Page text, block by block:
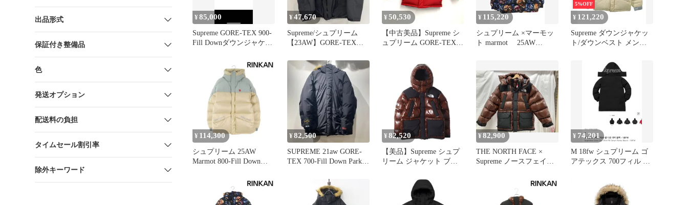
出品形式
保証付き整備品
色
発送オプション
配送料の負担
タイムセール割引率
除外キーワード
¥85,000
Supreme GORE-TEX 900-
Fill Downダウンジャケッ
¥47,670
Supreme/シュプリーム
【23AW】GORE-TEX
テックス 700フィル ダウ
ンパーカー ダウンジャケ
ット/L
¥50,530
【中古美品】Supreme シ
ュプリーム GORE-TEX
ーカー アウター 【149-
251009-rk-01-izu】
¥ 115,220
シュプリーム ×マーモッ
ト marmot 25AW
800フィルダウンジャケ
ット メンズ M
5%OFF
¥ 121,220
Supreme ダウンジャケッ
ト/ダウンベスト メンズ
¥ 114,300
シュプリーム 25AW
Marmot 800-Fill Down
ダウンジャケット メンズ
¥82,500
SUPREME 21aw GORE-
TEX 700-Fill Down Parka
アテックス700フィルダ
ウンパーカー ジャケット
心斎橋店
¥ 82,520
【美品】Supreme シュプ
リーム ジャケット ブラ
THE NORTH FACE 700フ
ィルパワー ダウンパーカ
ー (700-Fill Down Parka) |
¥82,900
THE NORTH FACE ×
Supreme ノースフェイス
ND522061 表記サイズM
¥ 74,201
M 18fw シュプリーム ゴ
アテックス 700フィル ダ